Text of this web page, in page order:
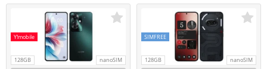
128GB nanoSIM
Y!mobile
128GB nanoSIM
SIMFREE
フリーワード
除外ワード